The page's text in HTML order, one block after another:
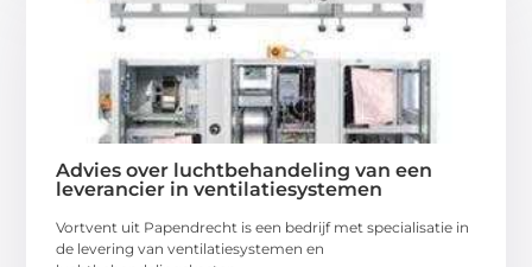
Advies over luchtbehandeling van een
leverancier in ventilatiesystemen
Vortvent uit Papendrecht is een bedrijf met specialisatie in
de levering van ventilatiesystemen en